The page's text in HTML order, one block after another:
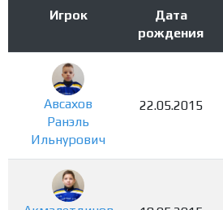
Игрок
Дата
рождения
Авсахов
Ранэль
Ильнурович
22.05.2015